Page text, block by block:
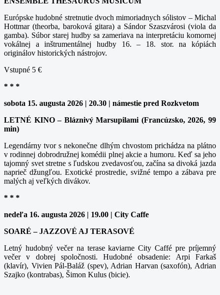
Európske hudobné stretnutie dvoch mimoriadnych sólistov – Michal
Hottmar (theorba, baroková gitara) a Sándor Szaszvárosi (viola da
gamba). Súbor starej hudby sa zameriava na interpretáciu komornej
vokálnej a inštrumentálnej hudby 16. – 18. stor. na kópiách
originálov historických nástrojov.
Vstupné 5 €
* * *
sobota 15. augusta 2026 | 20.30 | námestie pred Rozkvetom
LETNÉ KINO – Bláznivý Marsupilami (Francúzsko, 2026, 99
min)
Legendárny tvor s nekonečne dlhým chvostom prichádza na plátno
v rodinnej dobrodružnej komédii plnej akcie a humoru. Keď sa jeho
tajomný svet stretne s ľudskou zvedavosťou, začína sa divoká jazda
naprieč džungľou. Exotické prostredie, svižné tempo a zábava pre
malých aj veľkých divákov.
* * *
nedeľa 16. augusta 2026 | 19.00 | City Caffe
SOARÉ – JAZZOVÉ AJ TERASOVÉ
Letný hudobný večer na terase kaviarne City Caffé pre príjemný
večer v dobrej spoločnosti. Hudobné obsadenie: Arpi Farkaš
(klavír), Vivien Pál-Baláž (spev), Adrian Harvan (saxofón), Adrian
Szajko (kontrabas), Šimon Kulus (bicie).